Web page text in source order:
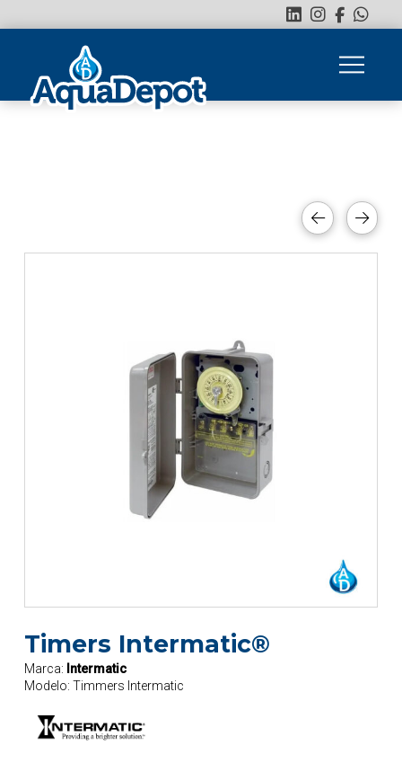
Timers Intermatic®
Marca: Intermatic
Modelo: Timmers Intermatic